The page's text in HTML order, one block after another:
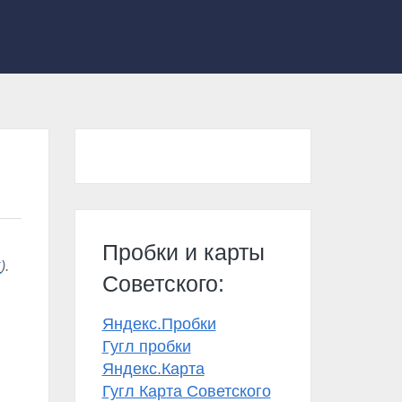
).
Пробки и карты
Советского:
Яндекс.Пробки
Гугл пробки
Яндекс.Карта
Гугл Карта Советского